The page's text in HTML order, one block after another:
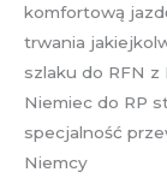
komfortową
trwania
szlaku do RFN
Niemiec do RP
specjalność
Niemcy